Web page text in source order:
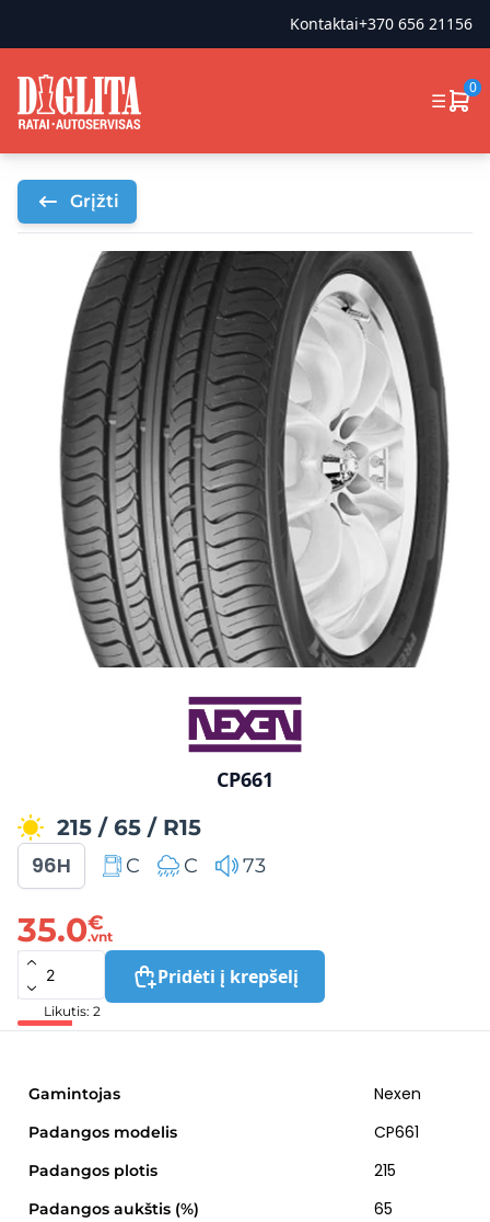
Kontaktai+370 656 21156
☰
0
Grįžti
CP661
215 / 65 / R15
96H C C 73
35.0€
.vnt
Pridėti į krepšelį
Likutis: 2
Gamintojas Nexen
Padangos modelis CP661
Padangos plotis 215
Padangos aukštis (%) 65